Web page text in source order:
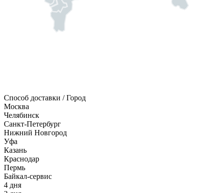
Способ доставки / Город
Москва
Челябинск
Санкт-Петербург
Нижний Новгород
Уфа
Казань
Краснодар
Пермь
Байкал-сервис
4 дня